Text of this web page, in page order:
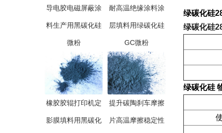
导电胶电磁屏蔽涂
料生产用黑碳化硅
微粉
耐高温绝缘涂料涂
层填料用绿碳化硅
GC微粉
橡胶胶辊打印机定
影膜填料用黑碳化
提升碳陶刹车摩擦
片高温摩擦稳定性
绿碳化硅
绿碳化硅
绿碳化硅